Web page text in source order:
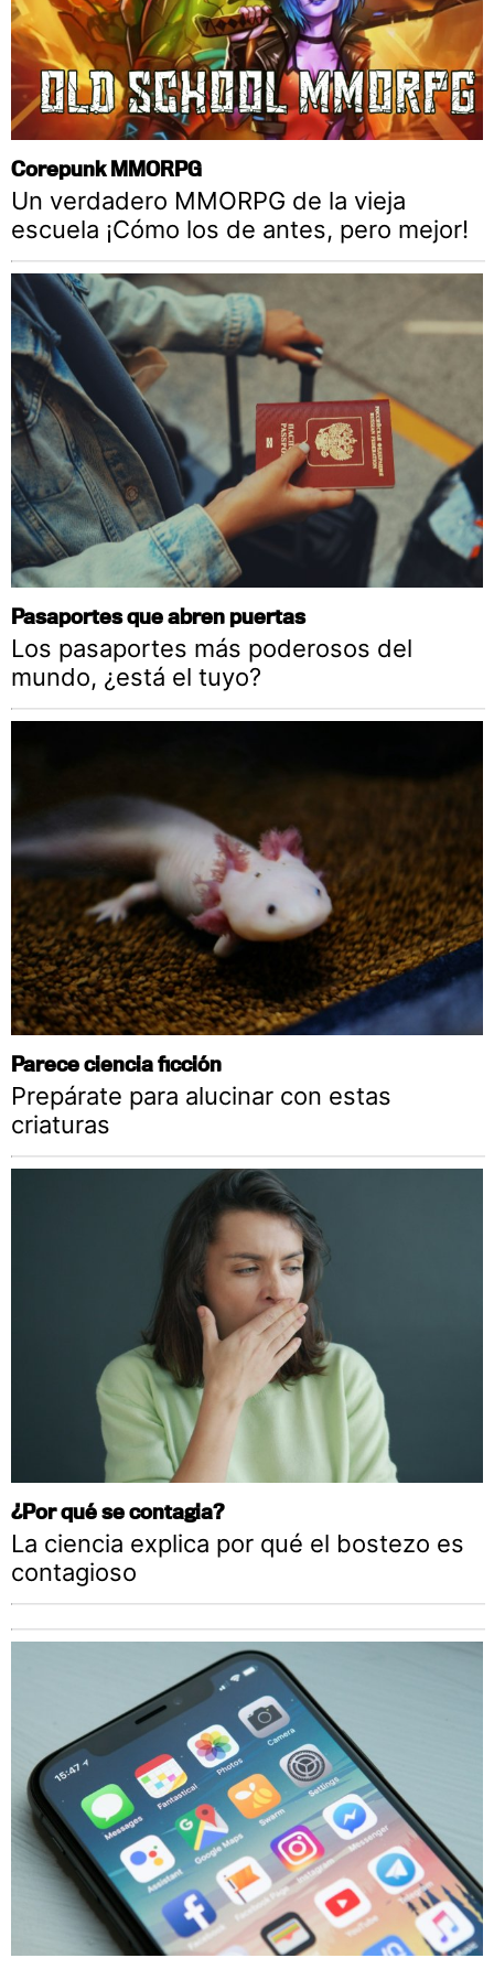
Corepunk MMORPG
Un verdadero MMORPG de la vieja
escuela ¡Cómo los de antes, pero mejor!
Pasaportes que abren puertas
Los pasaportes más poderosos del
mundo, ¿está el tuyo?
Parece ciencia ficción
Prepárate para alucinar con estas
criaturas
¿Por qué se contagia?
La ciencia explica por qué el bostezo es
contagioso